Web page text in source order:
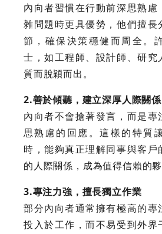
內向者習慣在行動前深思熟慮
雜問題時更具優勢，他們擅長
節，確保決策穩健而周全。
士，如工程師、設計師、研究
質而脫穎而出。
2.善於傾聽，建立深厚人際關係
內向者不會搶著發言，而是專
思熟慮的回應。這樣的特質
時，能夠真正理解同事與客戶
的人際關係，成為值得信賴的夥
3.專注力強，擅長獨立作業
部分內向者通常擁有極高的專
投入於工作，而不易受到外界